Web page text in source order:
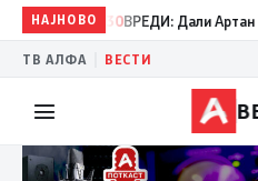
НАЈНОВО
08:30ВРЕДИ: Дали Артан
ТВ АЛФА ВЕСТИ